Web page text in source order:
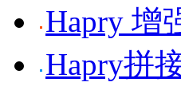
Hapry 增
Hapry拼